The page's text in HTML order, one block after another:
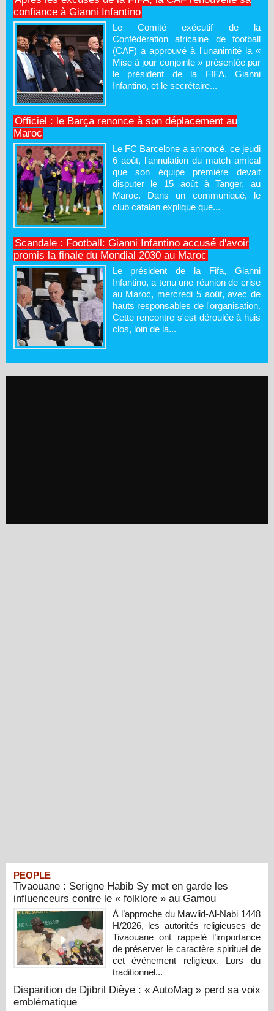
confiance à Gianni Infantino
Le Comité exécutif de la
Confédération africaine de football
(CAF) a approuvé à l'unanimité la «
Mise à jour conjointe » présentée par
le président de la FIFA, Gianni
Infantino, et le secrétaire...
Officiel : le Barça renonce à son déplacement au
Maroc
Le FC Barcelone a annoncé, ce jeudi
6 août, l'annulation du match amical
que son équipe première devait
disputer le 15 août à Tanger, au
Maroc. Dans un communiqué, le
club catalan explique que...
Scandale : Football: Gianni Infantino accusé d'avoir
promis la finale du Mondial 2030 au Maroc
Le président de la Fifa, Gianni
Infantino, a tenu une réunion de crise
au Maroc, mercredi 5 août, avec de
hauts responsables de l'organisation.
Cette rencontre s'est déroulée à huis
clos, loin de la...
PEOPLE
Tivaouane : Serigne Habib Sy met en garde les
influenceurs contre le « folklore » au Gamou
À l’approche du Mawlid-Al-Nabi 1448
H/2026, les autorités religieuses de
Tivaouane ont rappelé l’importance
de préserver le caractère spirituel de
cet événement religieux. Lors du
traditionnel...
Disparition de Djibril Dièye : « AutoMag » perd sa voix
emblématique